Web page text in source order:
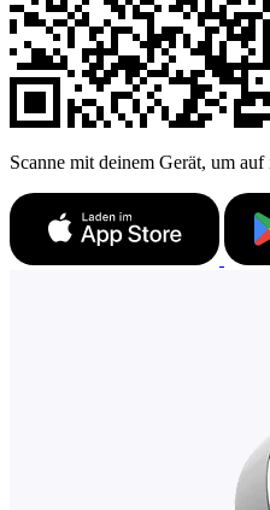
Scanne mit deinem Gerät, um